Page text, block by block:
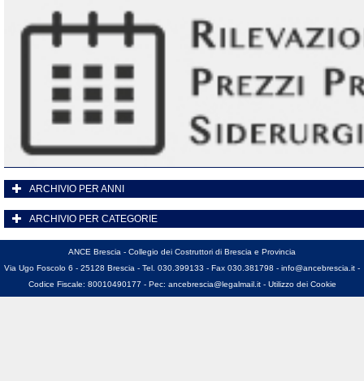
ARCHIVIO PER ANNI
ARCHIVIO PER CATEGORIE
ANCE Brescia - Collegio dei Costruttori di Brescia e Provincia
Via Ugo Foscolo 6 - 25128 Brescia - Tel. 030.399133 - Fax 030.381798 - info@ancebrescia.it -
Codice Fiscale: 80010490177 - Pec: ancebrescia@legalmail.it- Utilizzo dei Cookie